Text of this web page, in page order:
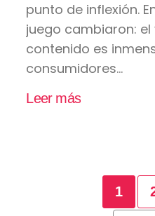
punto de inflexión.
juego cambiaron:
contenido es
consumidores...
Leer más
1